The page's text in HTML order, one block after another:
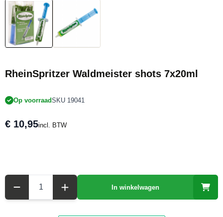
RheinSpritzer Waldmeister shots 7x20ml
Op voorraadSKU 19041
€ 10,95incl. BTW
In winkelwagen